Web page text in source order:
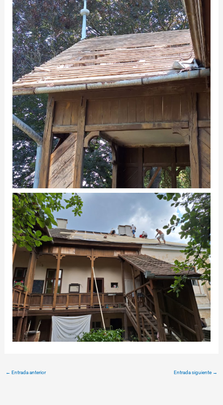
← Entrada anterior Entrada siguiente →